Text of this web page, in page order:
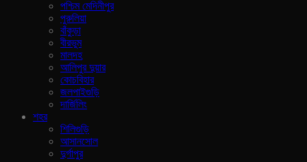
পশ্চিম মেদিনীপুর
পুরুলিয়া
বাঁকুড়া
বীরভুম
মালদহ
আলিপুর দুয়ার
কোচবিহার
জলপাইগুড়ি
দার্জিলিং
শহর
শিলিগুড়ি
আসানসোল
দুর্গাপুর